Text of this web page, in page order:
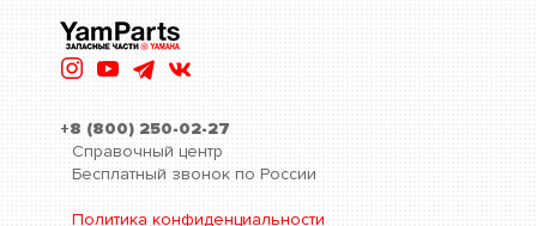
+8 (800) 250-02-27
Справочный центр
Бесплатный звонок по России
Политика конфиденциальности